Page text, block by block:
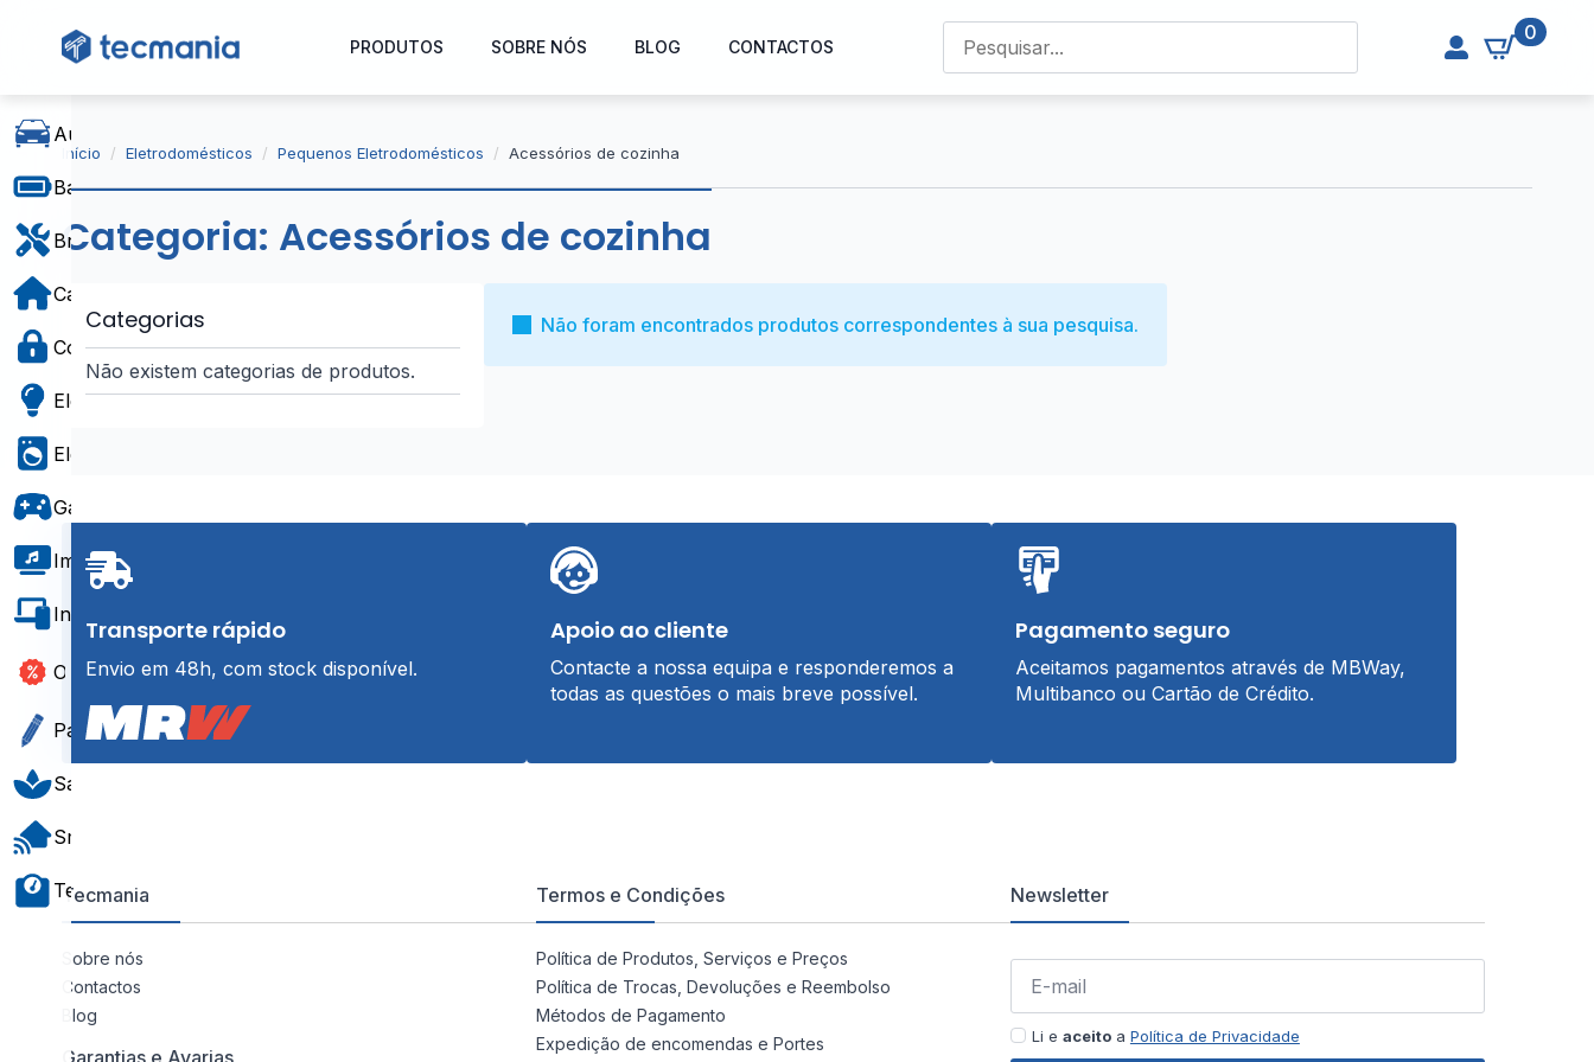
PRODUTOS SOBRE NÓS BLOG CONTACTOS
0
Baterias e Alimentação
Bricolage
Controlo de Acesso
Eletricidade
Papelaria e Gift
Teste e Medição
Início Eletrodomésticos Pequenos Eletrodomésticos Acessórios de cozinha
Categoria: Acessórios de cozinha
Categorias
Não existem categorias de produtos.
Não foram encontrados produtos correspondentes à sua pesquisa.
Transporte rápido
Envio em 48h, com stock disponível.
Apoio ao cliente
Contacte a nossa equipa e responderemos a
todas as questões o mais breve possível.
Pagamento seguro
Aceitamos pagamentos através de MBWay,
Multibanco ou Cartão de Crédito.
Tecmania
Sobre nós
Contactos
Blog
Garantias e Avarias
Termos e Condições
Política de Produtos, Serviços e Preços
Política de Trocas, Devoluções e Reembolso
Métodos de Pagamento
Expedição de encomendas e Portes
Newsletter
Li e aceitoa Política de Privacidade